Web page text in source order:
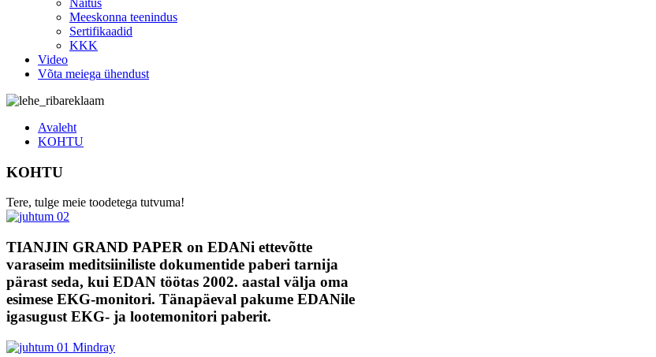
Näitus
Meeskonna teenindus
Sertifikaadid
KKK
Video
Võta meiega ühendust
Avaleht
KOHTU
KOHTU
Tere, tulge meie toodetega tutvuma!
TIANJIN GRAND PAPER on EDANi ettevõtte
varaseim meditsiiniliste dokumentide paberi tarnija
pärast seda, kui EDAN töötas 2002. aastal välja oma
esimese EKG-monitori. Tänapäeval pakume EDANile
igasugust EKG- ja lootemonitori paberit.